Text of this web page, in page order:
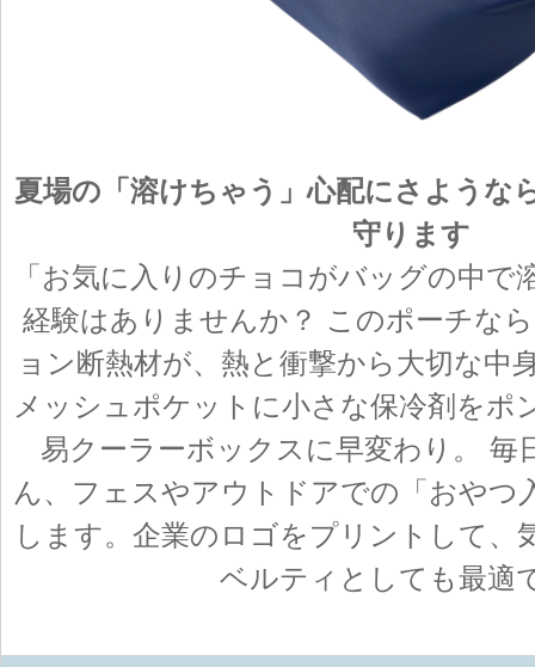
夏場の「溶けちゃう」心配にさような
守ります
「お気に入りのチョコがバッグの中
経験はありませんか？ このポーチな
ョン断熱材が、熱と衝撃から大切な中
メッシュポケットに小さな保冷剤をポ
易クーラーボックスに早変わり。 毎
ん、フェスやアウトドアでの「おやつ
します。企業のロゴをプリントして、
ベルティとしても最適